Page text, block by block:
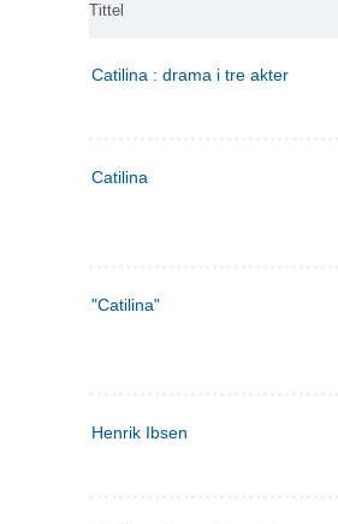
Tittel
Catilina : drama i tre akter
Catilina
"Catilina"
Henrik Ibsen